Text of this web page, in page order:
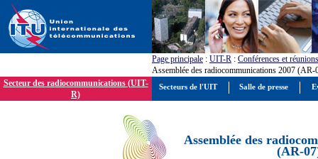
Page principale : UIT-R : Conférences et réunions
Assemblée des radiocommunications 2007 (AR-
Secteur des radiocommunications (UIT-
R)
Assemblée des
(AR-
Secteurs de l'UIT Salle de presse